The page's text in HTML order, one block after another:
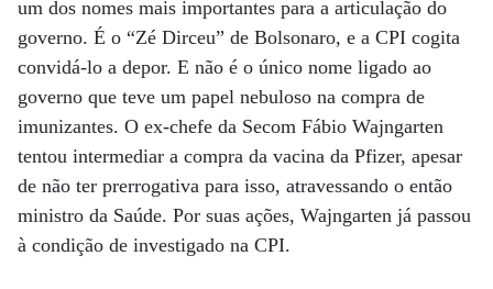
um dos nomes mais importantes para a articulação do
governo. É o “Zé Dirceu” de Bolsonaro, e a CPI cogita
convidá-lo a depor. E não é o único nome ligado ao
governo que teve um papel nebuloso na compra de
imunizantes. O ex-chefe da Secom Fábio Wajngarten
tentou intermediar a compra da vacina da Pfizer, apesar
de não ter prerrogativa para isso, atravessando o então
ministro da Saúde. Por suas ações, Wajngarten já passou
à condição de investigado na CPI.